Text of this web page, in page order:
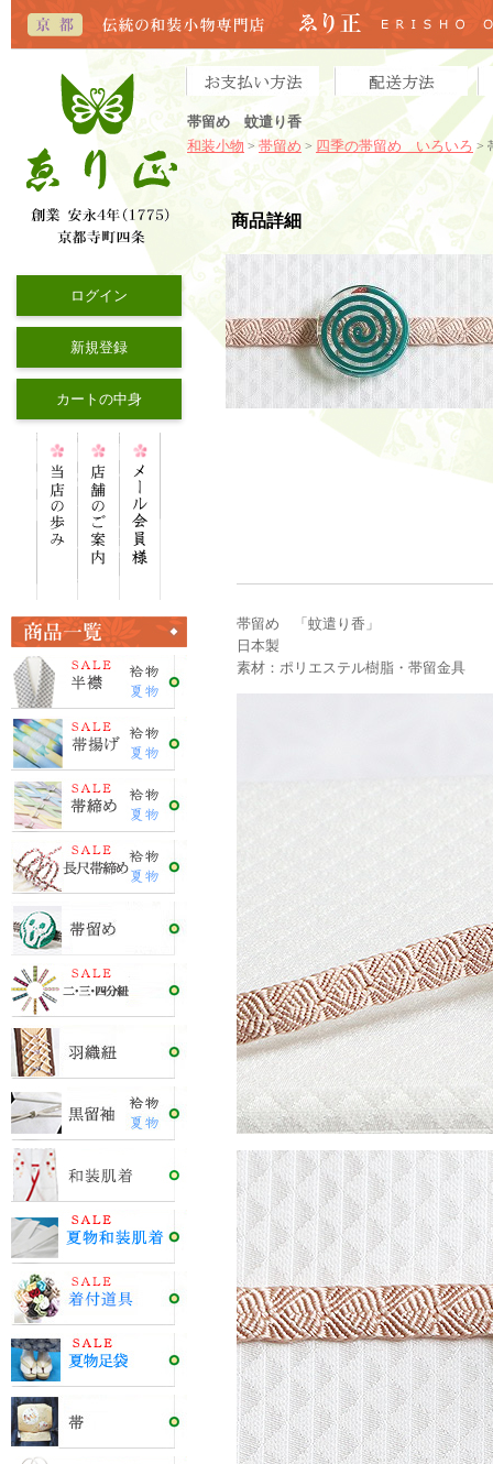
帯留め 蚊遣り香
和装小物 > 帯留め > 四季の帯留め いろいろ >
ログイン
新規登録
カートの中身
商品詳細
帯留め 「蚊遣り香」
日本製
素材：ポリエステル樹脂・帯留金具